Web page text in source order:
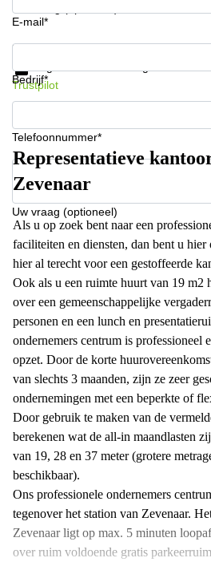
Nijmegen
E-mail*
Bedrijf*
Telefoonnummer*
Uw vraag (optioneel)
Krijg informatie en prijzen
Trustpilot
Representatieve
Zevenaar
Als u op zoek bent naar een
faciliteiten en diensten, dan bent u
hier al terecht voor een gestoffeerde
Ook als u een ruimte huurt van 19 m2
over een gemeenschappelijke
personen en een lunch en
ondernemers centrum is professioneel
opzet. Door de korte
van slechts 3 maanden, zijn ze zeer
ondernemingen met een beperkte of
Door gebruik te maken van de
berekenen wat de all-in maandlasten
van 19, 28 en 37 meter (grotere
beschikbaar).
Ons professionele ondernemers
tegenover het station van Zevenaar.
Zevenaar ligt op max. 5 minuten
over ruim voldoende gratis